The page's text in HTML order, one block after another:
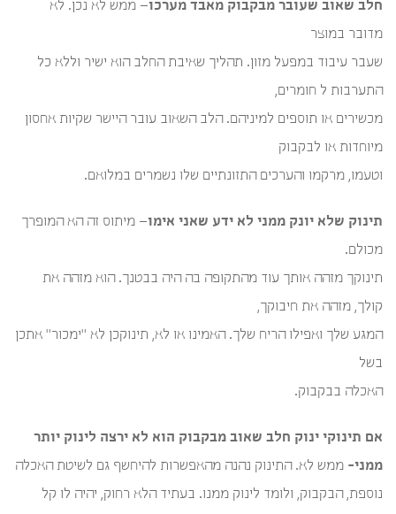
חלב שאוב שעובר מבקבוק מאבד מערכו– ממש לא נכן. לא
מדובר במוצר
שעבר עיבוד במפעל מזון. תהליך שאיבת החלב הוא ישיר וללא כל
התערבות ל חומרים,
מכשירים או תוספים למיניהם. הלב השאוב עובר היישר שקיות אחסון
מיוחדות או לבקבוק
וטעמו, מרקמו והערכים התזונתיים שלו נשמרים במלואם.
תינוק שלא יונק ממני לא ידע שאני אימו– מיתוס זה הא המופרך
מכולם.
תינוקך מזהה אותך עוד מהתקופה בה היה בבטנך. הוא מזהה את
קולך, מזהה את חיבוקך,
המגע שלך ואפילו הריח שלך. האמינו או לא, תינוקכן לא "ימכור" אתכן
בשל
האכלה בבקבוק.
אם תינוקי ינוק חלב שאוב מבקבוק הוא לא ירצה לינוק יותר
ממני- ממש לא. התינוק נהנה מהאפשרות להיחשף גם לשיטת האכלה
נוספת, הבקבוק, ולומד לינוק ממנו. בעתיד הלא רחוק, יהיה לו קל